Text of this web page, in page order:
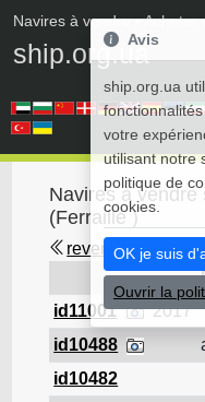
Navires à vendre• Acheter
ship.org.ua
Navires à
(Ferraille )
revenir en arrière
id11001
2017
id10488
id10482
Avis
ship.org.ua
votre
utilisant notre
politique de
cookies.
OK je suis
Ouvrir la